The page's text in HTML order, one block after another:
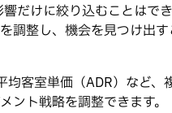
だけに絞り込むことはで
整し、機会を見つけ出
客室単価（ADR）など
ト戦略を調整できます。